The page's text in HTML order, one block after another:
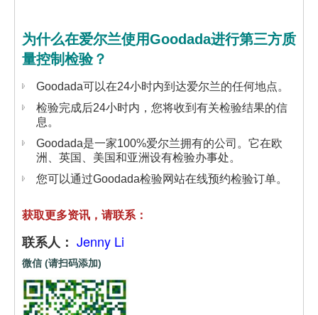
为什么在爱尔兰使用Goodada进行第三方质
量控制检验？
Goodada可以在24小时内到达爱尔兰的任何地点。
检验完成后24小时内，您将收到有关检验结果的信
息。
Goodada是一家100%爱尔兰拥有的公司。它在欧
洲、英国、美国和亚洲设有检验办事处。
您可以通过Goodada检验网站在线预约检验订单。
获取更多资讯，请联系：
联系人： Jenny Li
微信 (请扫码添加)